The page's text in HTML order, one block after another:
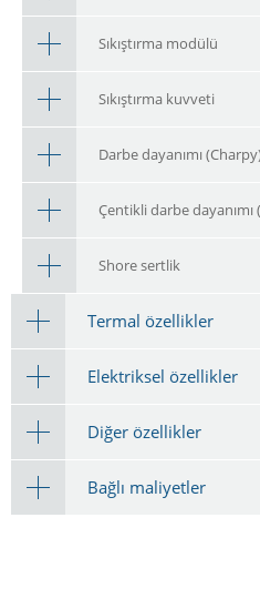
Sıkıştırma modülü
Sıkıştırma kuvveti
Darbe dayanımı
Çentikli darbe dayanımı
Shore sertlik
Termal özellikler
Elektriksel özellikler
Diğer özellikler
Bağlı maliyetler